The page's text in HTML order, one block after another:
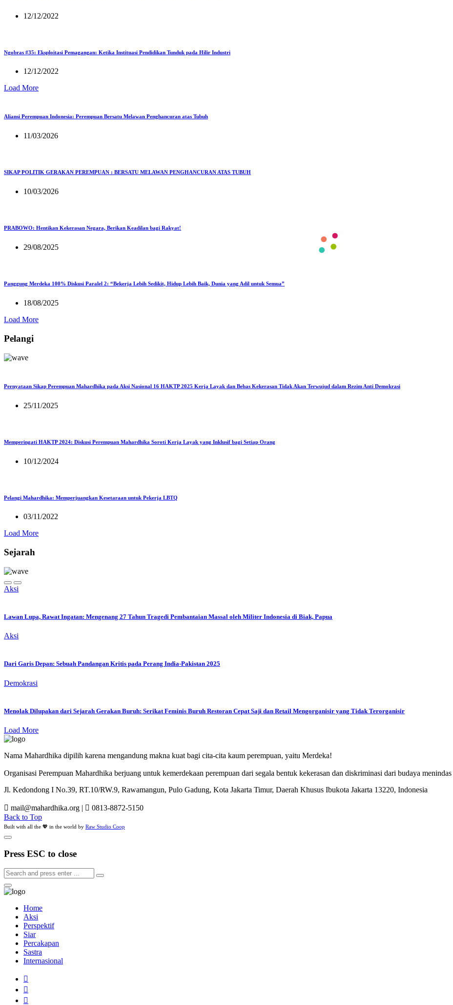
12/12/2022
Ngobras #35: Eksploitasi Pemagangan: Ketika Instituasi Pendidikan Tunduk pada Hilir Industri
12/12/2022
Load More
Aliansi Perempuan Indonesia: Perempuan Bersatu Melawan Penghancuran atas Tubuh
11/03/2026
SIKAP POLITIK GERAKAN PEREMPUAN : BERSATU MELAWAN PENGHANCURAN ATAS TUBUH
10/03/2026
PRABOWO: Hentikan Kekerasan Negara, Berikan Keadilan bagi Rakyat!
29/08/2025
Panggung Merdeka 100% Diskusi Paralel 2: “Bekerja Lebih Sedikit, Hidup Lebih Baik, Dunia yang Adil untuk Semua”
18/08/2025
Load More
Pelangi
Pernyataan Sikap Perempuan Mahardhika pada Aksi Nasional 16 HAKTP 2025 Kerja Layak dan Bebas Kekerasan Tidak Akan Terwujud dalam Rezim Anti Demokrasi
25/11/2025
Memperingati HAKTP 2024: Diskusi Perempuan Mahardhika Soroti Kerja Layak yang Inklusif bagi Setiap Orang
10/12/2024
Pelangi Mahardhika: Memperjuangkan Kesetaraan untuk Pekerja LBTQ
03/11/2022
Load More
Sejarah
Aksi
Lawan Lupa, Rawat Ingatan: Mengenang 27 Tahun Tragedi Pembantaian Massal oleh Militer Indonesia di Biak, Papua
Aksi
Dari Garis Depan: Sebuah Pandangan Kritis pada Perang India-Pakistan 2025
Demokrasi
Menolak Dilupakan dari Sejarah Gerakan Buruh: Serikat Feminis Buruh Restoran Cepat Saji dan Retail Mengorganisir yang Tidak Terorganisir
Load More
Nama Mahardhika dipilih karena mengandung makna kuat bagi cita-cita kaum perempuan, yaitu Merdeka!
Organisasi Perempuan Mahardhika berjuang untuk kemerdekaan perempuan dari segala bentuk kekerasan dan diskriminasi dari budaya
Jl. Kedondong I No.39, RT.10/RW.9, Rawamangun, Pulo Gadung, Kota Jakarta Timur, Daerah Khusus Ibukota Jakarta 13220, Indonesia
mail@mahardhika.org |
0813-8872-5150
Back to Top
Built with all the 💖 in the world by Raw Studio Coop
Press ESC to close
Home
Aksi
Perspektif
Siar
Percakapan
Sastra
Internasional